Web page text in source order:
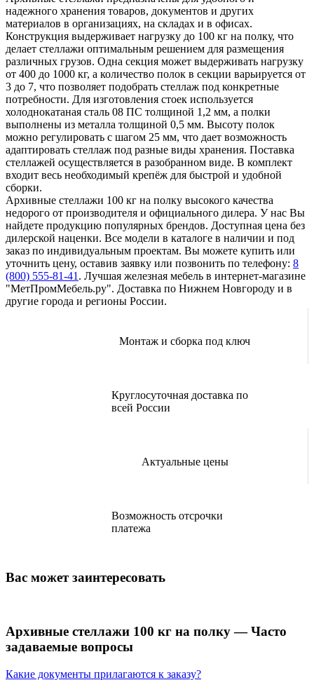
надежного хранения товаров, документов и других
материалов в организациях, на складах и в офисах.
Конструкция выдерживает нагрузку до 100 кг на полку, что
делает стеллажи оптимальным решением для размещения
различных грузов. Одна секция может выдерживать нагрузку
от 400 до 1000 кг, а количество полок в секции варьируется от
3 до 7, что позволяет подобрать стеллаж под конкретные
потребности. Для изготовления стоек используется
холоднокатаная сталь 08 ПС толщиной 1,2 мм, а полки
выполнены из металла толщиной 0,5 мм. Высоту полок
можно регулировать с шагом 25 мм, что дает возможность
адаптировать стеллаж под разные виды хранения. Поставка
стеллажей осуществляется в разобранном виде. В комплект
входит весь необходимый крепёж для быстрой и удобной
сборки.
Архивные стеллажи 100 кг на полку высокого качества
недорого от производителя и официального дилера. У нас Вы
найдете продукцию популярных брендов. Доступная цена без
дилерской наценки. Все модели в каталоге в наличии и под
заказ по индивидуальным проектам. Вы можете купить или
уточнить цену, оставив заявку или позвонить по телефону: 8
(800) 555-81-41 . Лучшая железная мебель в интернет-магазине
"МетПромМебель.ру". Доставка по Нижнем Новгороду и в
другие города и регионы России.
Монтаж и сборка под ключ
Круглосуточная доставка по
всей России
Актуальные цены
Возможность отсрочки
платежа
Вас может заинтересовать
Архивные стеллажи 100 кг на полку — Часто
задаваемые вопросы
Какие документы прилагаются к заказу?